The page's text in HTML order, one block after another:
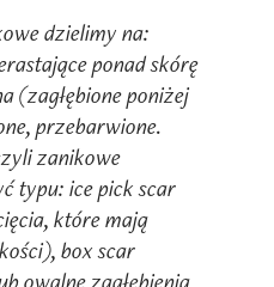
dzielimy na:
ponad skórę
(zagłębione poniżej
przebarwione.
zanikowe
typu: ice pick scar
które mają
box scar
owalne zagłębienia